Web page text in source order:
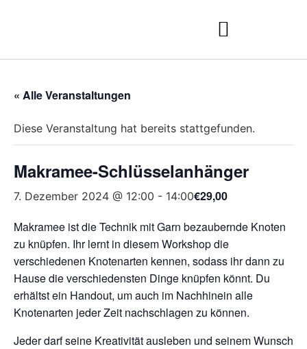
« Alle Veranstaltungen
Diese Veranstaltung hat bereits stattgefunden.
Makramee-Schlüsselanhänger
7. Dezember 2024 @ 12:00 - 14:00€29,00
Makramee ist die Technik mit Garn bezaubernde Knoten
zu knüpfen. Ihr lernt in diesem Workshop die
verschiedenen Knotenarten kennen, sodass ihr dann zu
Hause die verschiedensten Dinge knüpfen könnt. Du
erhältst ein Handout, um auch im Nachhinein alle
Knotenarten jeder Zeit nachschlagen zu können.
Jeder darf seine Kreativität ausleben und seinem Wunsch